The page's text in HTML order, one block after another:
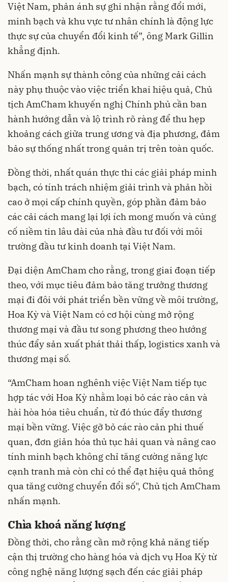
Việt Nam, phản ánh sự ghi nhận rằng đổi mới,
minh bạch và khu vực tư nhân chính là động lực
thực sự của chuyển đổi kinh tế”, ông Mark Gillin
khẳng định.
Nhấn mạnh sự thành công của những cải cách
này phụ thuộc vào việc triển khai hiệu quả, Chủ
tịch AmCham khuyến nghị Chính phủ cần ban
hành hướng dẫn và lộ trình rõ ràng để thu hẹp
khoảng cách giữa trung ương và địa phương, đảm
bảo sự thống nhất trong quản trị trên toàn quốc.
Đồng thời, nhất quán thực thi các giải pháp minh
bạch, có tính trách nhiệm giải trình và phản hồi
cao ở mọi cấp chính quyền, góp phần đảm bảo
các cải cách mang lại lợi ích mong muốn và củng
cố niềm tin lâu dài của nhà đầu tư đối với môi
trường đầu tư kinh doanh tại Việt Nam.
Đại diện AmCham cho rằng, trong giai đoạn tiếp
theo, với mục tiêu đảm bảo tăng trưởng thương
mại đi đôi với phát triển bền vững về môi trường,
Hoa Kỳ và Việt Nam có cơ hội cùng mở rộng
thương mại và đầu tư song phương theo hướng
thúc đẩy sản xuất phát thải thấp, logistics xanh và
thương mại số.
“AmCham hoan nghênh việc Việt Nam tiếp tục
hợp tác với Hoa Kỳ nhằm loại bỏ các rào cản và
hài hòa hóa tiêu chuẩn, từ đó thúc đẩy thương
mại bền vững. Việc gỡ bỏ các rào cản phi thuế
quan, đơn giản hóa thủ tục hải quan và nâng cao
tính minh bạch không chỉ tăng cường năng lực
cạnh tranh mà còn chỉ có thể đạt hiệu quả thông
qua tăng cường chuyển đổi số", Chủ tịch AmCham
nhấn mạnh.
Chìa khoá năng lượng
Đồng thời, cho rằng cần mở rộng khả năng tiếp
cận thị trường cho hàng hóa và dịch vụ Hoa Kỳ từ
công nghệ năng lượng sạch đến các giải pháp